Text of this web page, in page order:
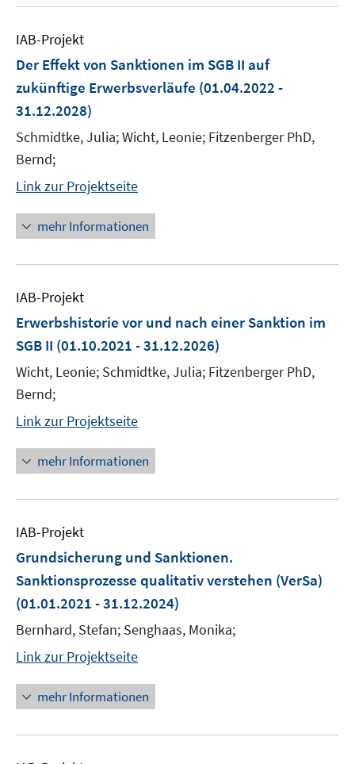
IAB-Projekt
Der Effekt von Sanktionen im SGB II auf
zukünftige Erwerbsverläufe (01.04.2022 -
31.12.2028)
Schmidtke, Julia; Wicht, Leonie; Fitzenberger PhD,
Bernd;
Link zur Projektseite
mehr Informationen
IAB-Projekt
Erwerbshistorie vor und nach einer Sanktion im
SGB II (01.10.2021 - 31.12.2026)
Wicht, Leonie; Schmidtke, Julia; Fitzenberger PhD,
Bernd;
Link zur Projektseite
mehr Informationen
IAB-Projekt
Grundsicherung und Sanktionen.
Sanktionsprozesse qualitativ verstehen (VerSa)
(01.01.2021 - 31.12.2024)
Bernhard, Stefan; Senghaas, Monika;
Link zur Projektseite
mehr Informationen